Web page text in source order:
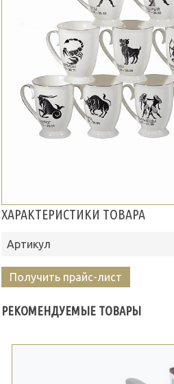
ХАРАКТЕРИСТИКИ ТОВАРА
Артикул
Получить прайс-лист
РЕКОМЕНДУЕМЫЕ ТОВАРЫ